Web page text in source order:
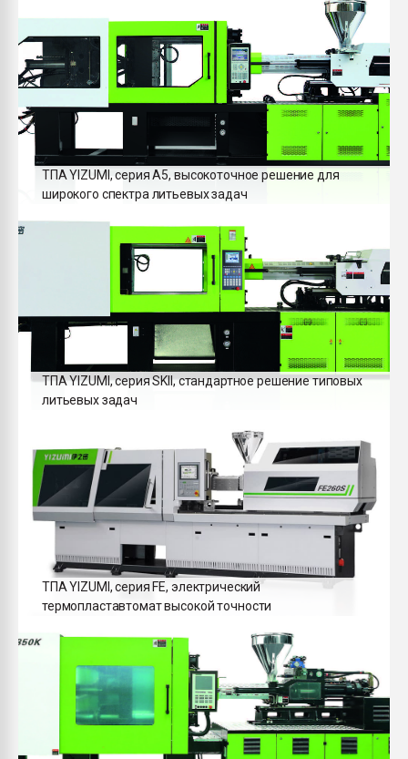
ТПА YIZUMI, серия А5, высокоточное решение для
широкого спектра литьевых задач
ТПА YIZUMI, серия SKII, стандартное решение типовых
литьевых задач
ТПА YIZUMI, серия FE, электрический
термопластавтомат высокой точности